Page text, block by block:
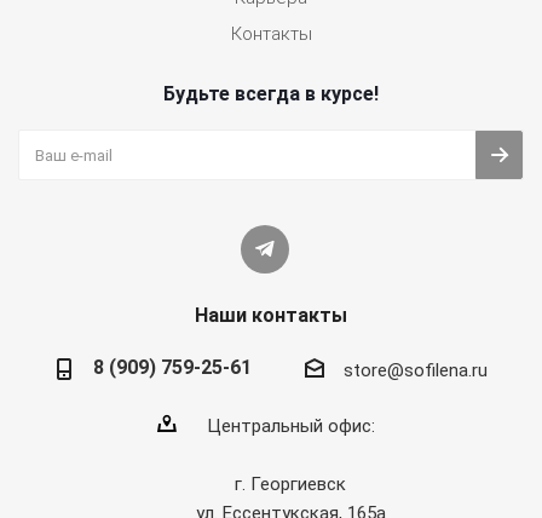
Контакты
Будьте всегда в курсе!
Наши контакты
8 (909) 759-25-61 store@sofilena.ru
Центральный офис:
г. Георгиевск
ул. Ессентукская, 165а